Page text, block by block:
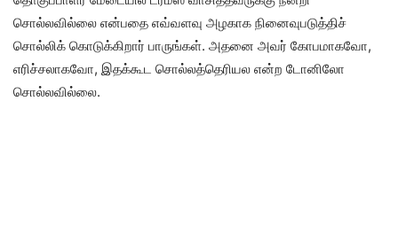
சொல்லவில்லை என்பதை எவ்வளவு அழகாக நினைவுபடுத்திச்
சொல்லிக் கொடுக்கிறார் பாருங்கள். அதனை அவர் கோபமாகவோ,
எரிச்சலாகவோ, இதக்கூட சொல்லத்தெரியல என்ற டோனிலோ
சொல்லவில்லை.